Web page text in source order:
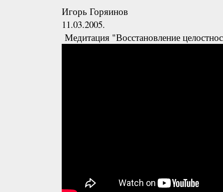
Игорь Горяинов
11.03.2005.
Медитация "Восстановление